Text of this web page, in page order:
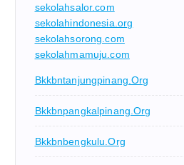
sekolahsalor.com
sekolahindonesia.org
sekolahsorong.com
sekolahmamuju.com
Bkkbntanjungpinang.org
Bkkbnpangkalpinang.org
Bkkbnbengkulu.org